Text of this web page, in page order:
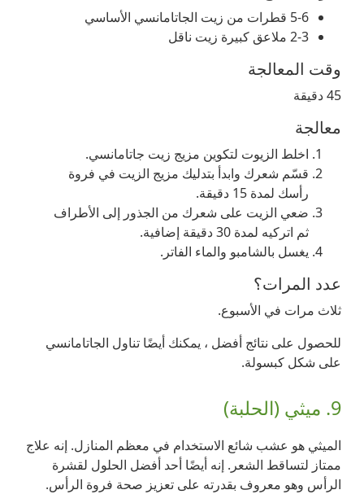
5-6 قطرات من زيت الجاتامانسي الأساسي
2-3 ملاعق كبيرة زيت ناقل
وقت المعالجة
45 دقيقة
معالجة
اخلط الزيوت لتكوين مزيج زيت جاتامانسي.
قسّم شعرك وابدأ بتدليك مزيج الزيت في فروة
رأسك لمدة 15 دقيقة.
ضعي الزيت على شعرك من الجذور إلى الأطراف
ثم اتركيه لمدة 30 دقيقة إضافية.
يغسل بالشامبو والماء الفاتر.
عدد المرات؟
ثلاث مرات في الأسبوع.
للحصول على نتائج أفضل ، يمكنك أيضًا تناول الجاتامانسي
على شكل كبسولة.
9. ميثي (الحلبة)
الميثي هو عشب شائع الاستخدام في معظم المنازل. إنه علاج
ممتاز لتساقط الشعر. إنه أيضًا أحد أفضل الحلول لقشرة
الرأس وهو معروف بقدرته على تعزيز صحة فروة الرأس.